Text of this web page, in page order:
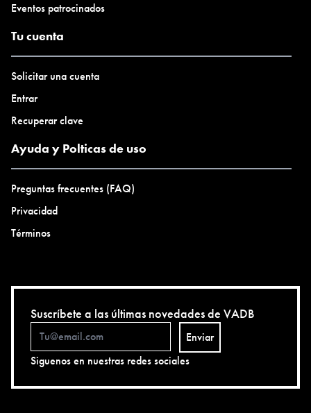
Eventos patrocinados
Tu cuenta
Solicitar una cuenta
Entrar
Recuperar clave
Ayuda y Polticas de uso
Preguntas frecuentes (FAQ)
Privacidad
Términos
Suscríbete a las últimas novedades de VADB
Enviar
Siguenos en nuestras redes sociales